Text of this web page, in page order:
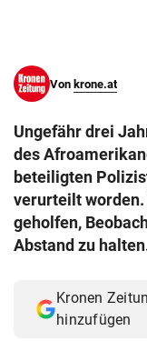
Von krone.at
Ungefähr drei
des
beteiligten
verurteilt worden.
geholfen,
Abstand zu
Kronen
hinzufügen